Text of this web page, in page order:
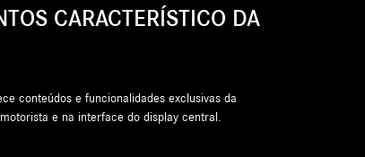
CARACTERÍSTICO DA
conteúdos e funcionalidades exclusivas da
e na interface do display central.